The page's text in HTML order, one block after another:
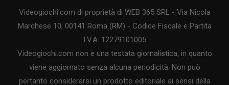
Videogiochi.com di proprietà di WEB 365 SRL - Via Nicola
Marchese 10, 00141 Roma (RM) - Codice Fiscale e Partita
I.V.A. 12279101005
Videogiochi.com non è una testata giornalistica, in quanto
viene aggiornato senza alcuna periodicità. Non può
pertanto considerarsi un prodotto editoriale ai sensi della